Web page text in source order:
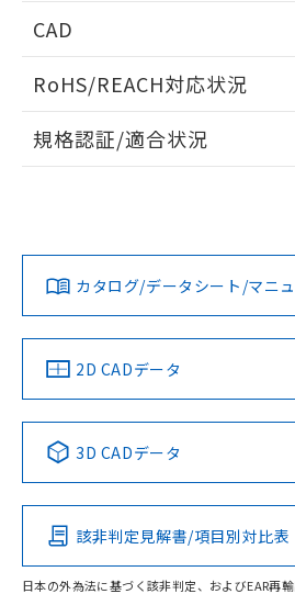
CAD
ドすることができます。
ログイン/会員
ダウンロードデータをご利用いただ
みください。
ソフトウェアの使用条件
RoHS/REACH対応状況
EU RoHS 注意事項・凡例
対応済み
中国 RoHS 注意事項・凡例
Pb Hg
O
規格認証/適合状況
LR型式承認
（イギリス
船舶規格）
DNV型式承認
（ノルウェー
No No
この製品の規格
その他の認証はこちらのペ
カタログ/データシート/マニ
2D CADデータ
3D CADデータ
該非判定見解書/項目別対比表
日本の外為法に基づく該非判定、およびEAR再